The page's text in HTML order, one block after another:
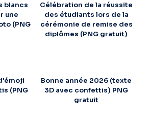
blancs
une
(PNG
Célébration de la réussite
des étudiants lors de la
cérémonie de remise des
diplômes (PNG gratuit)
(PNG
Bonne année 2026 (texte
3D avec confettis) PNG
gratuit